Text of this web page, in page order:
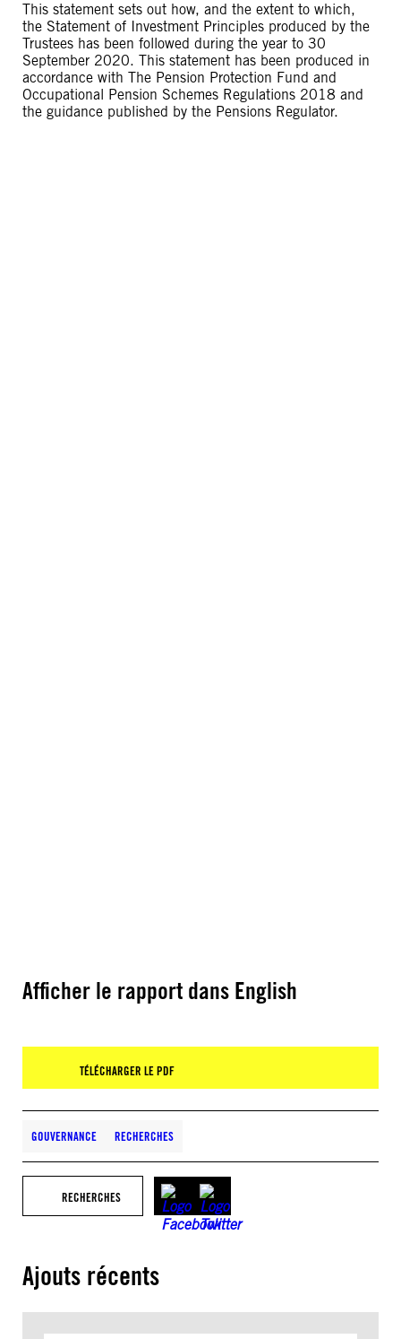
This statement sets out how, and the extent to which,
the Statement of Investment Principles produced by the
Trustees has been followed during the year to 30
September 2020. This statement has been produced in
accordance with The Pension Protection Fund and
Occupational Pension Schemes Regulations 2018 and
the guidance published by the Pensions Regulator.
Afficher le rapport dans English
TÉLÉCHARGER LE PDF
GOUVERNANCE RECHERCHES
RECHERCHES
Ajouts récents